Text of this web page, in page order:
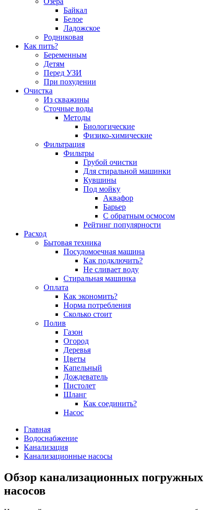
Байкал
Белое
Ладожское
Родниковая
Как пить?
Беременным
Детям
Перед УЗИ
При похудении
Очистка
Из скважины
Сточные воды
Методы
Биологические
Физико-химические
Фильтрация
Фильтры
Грубой очистки
Для стиральной машинки
Кувшины
Под мойку
Аквафор
Барьер
С обратным осмосом
Рейтинг популярности
Расход
Бытовая техника
Посудомоечная машина
Как подключить?
Не сливает воду
Стиральная машинка
Оплата
Как экономить?
Норма потребления
Сколько стоит
Полив
Газон
Огород
Деревья
Цветы
Капельный
Дождеватель
Пистолет
Шланг
Как соединить?
Насос
Главная
Водоснабжение
Канализация
Канализационные насосы
Обзор канализационных погружных
насосов